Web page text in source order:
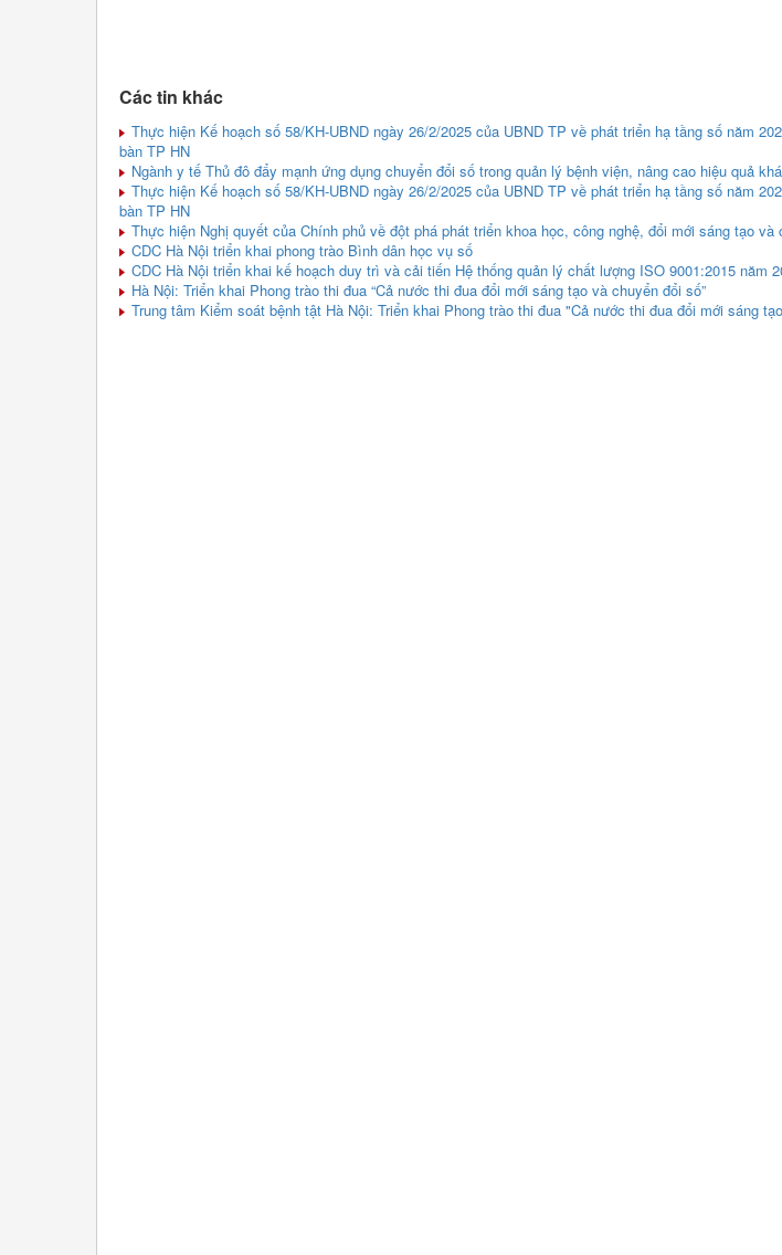
Các tin khác
Thực hiện Kế hoạch số 58/KH-UBND ngày 26/2/2025 của UBND TP về phát triển hạ tầng số năm
bàn TP HN
Ngành y tế Thủ đô đẩy mạnh ứng dụng chuyển đổi số trong quản lý bệnh viện, nâng cao hiệu quả
Thực hiện Kế hoạch số 58/KH-UBND ngày 26/2/2025 của UBND TP về phát triển hạ tầng số năm
bàn TP HN
Thực hiện Nghị quyết của Chính phủ về đột phá phát triển khoa học, công nghệ, đổi mới sáng tạo và
CDC Hà Nội triển khai phong trào Bình dân học vụ số
CDC Hà Nội triển khai kế hoạch duy trì và cải tiến Hệ thống quản lý chất lượng ISO 9001:2015 năm
Hà Nội: Triển khai Phong trào thi đua “Cả nước thi đua đổi mới sáng tạo và chuyển đổi số”
Trung tâm Kiểm soát bệnh tật Hà Nội: Triển khai Phong trào thi đua "Cả nước thi đua đổi mới sáng